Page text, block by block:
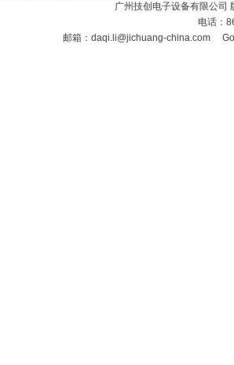
广州技创电子设备有限公司
电话：
邮箱： daqi.li@jichuang-china.com